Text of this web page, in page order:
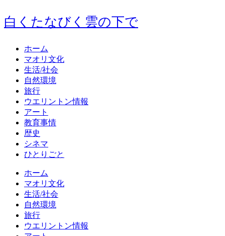
白くたなびく雲の下で
ホーム
マオリ文化
生活/社会
自然環境
旅行
ウエリントン情報
アート
教育事情
歴史
シネマ
ひとりごと
ホーム
マオリ文化
生活/社会
自然環境
旅行
ウエリントン情報